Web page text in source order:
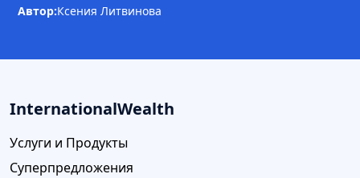
Автор:Ксения Литвинова
InternationalWealth
Услуги и Продукты
Суперпредложения